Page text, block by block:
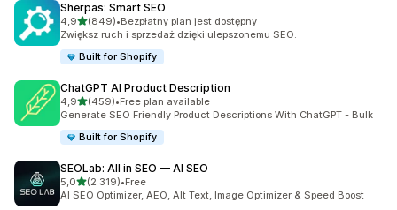
Sherpas: Smart SEO
4,9na 5 gwiazdek
(849)
Łączna liczba recenzji: 849
•Bezpłatny plan jest dostępny
Zwiększ ruch i sprzedaż dzięki ulepszonemu SEO.
Built for Shopify
ChatGPT AI Product Description
4,9na 5 gwiazdek
(459)
Łączna liczba recenzji: 459
•Free plan available
Generate SEO Friendly Product Descriptions With ChatGPT - Bulk
Built for Shopify
SEOLab: All in SEO — AI SEO
5,0na 5 gwiazdek
(2 319)
Łączna liczba recenzji: 2319
•Free
AI SEO Optimizer, AEO, Alt Text, Image Optimizer & Speed Boost